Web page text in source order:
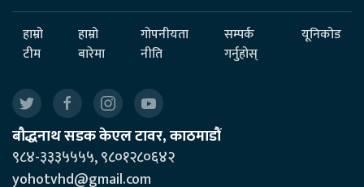
हाम्रो
टीम
हाम्रो
बारेमा
गोपनीयता
नीति
सम्पर्क
गर्नुहोस्
यूनिकोड
बौद्धनाथ सडक केएल टावर, काठमाडौं
९८४-३३३५५५५, ९८०१२८०६४२
yohotvhd@gmail.com